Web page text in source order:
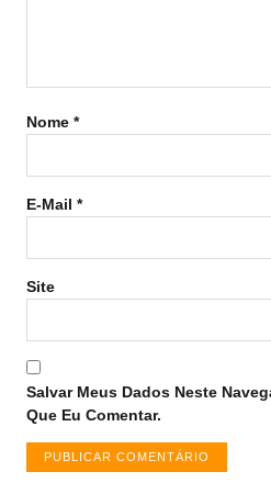
Nome *
E-Mail *
Site
Salvar Meus Dados Neste
Que Eu Comentar.